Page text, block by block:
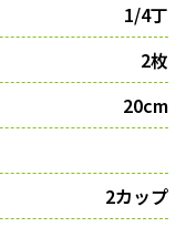
1/4丁
2枚
20cm
2カップ